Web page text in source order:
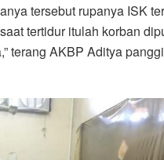
tersebut rupanya ISK
tertidur itulah korban
terang AKBP Aditya